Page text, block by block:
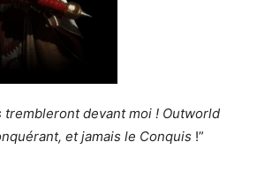
trembleront devant moi ! Outworld
et jamais le Conquis !”